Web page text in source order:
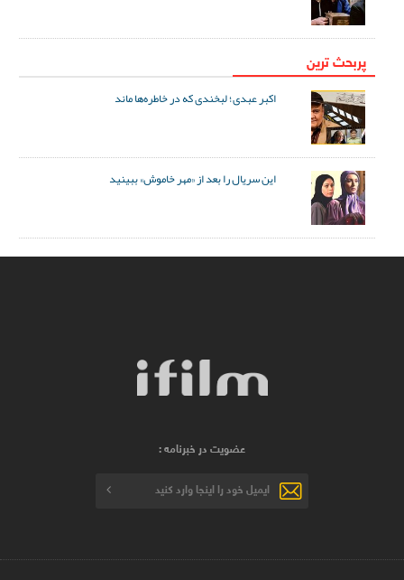
پربحث ترین
اکبر عبدی؛ لبخندی که در خاطره‌ها ماند
این سریال را بعد از «مهر خاموش» ببینید
عضویت در خبرنامه :